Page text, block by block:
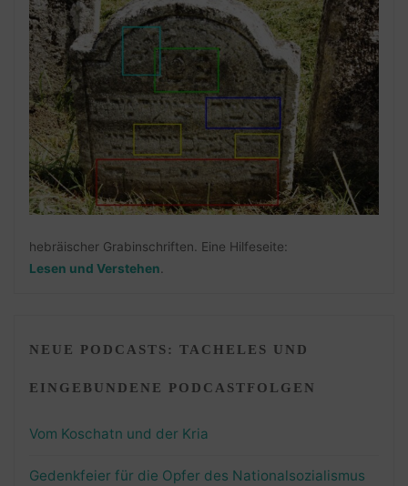
hebräischer Grabinschriften. Eine Hilfeseite:
Lesen und Verstehen
NEUE PODCASTS: TACHELES UND
EINGEBUNDENE PODCASTFOLGEN
Vom Koschatn und der Kria
Gedenkfeier für die Opfer des Nationalsozialismus